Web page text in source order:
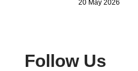
20 May 2026
Follow Us